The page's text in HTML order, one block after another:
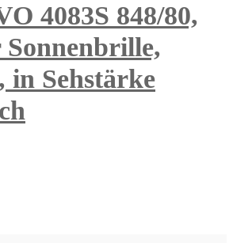
4083S 848/80,
in Sehstärke